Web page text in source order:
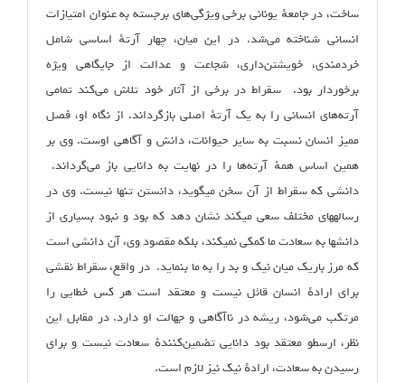
ساخت، در جامعهٔ یونانی برخی ویژگی‌های برجسته به عنوان امتیازات
انسانی شناخته می‌شد. در این میان، چهار آرتهٔ اساسی شامل
خردمندی، خویشتن‌داری، شجاعت و عدالت از جایگاهی ویژه
برخوردار بود. سقراط در برخی از آثار خود تلاش می‌کند تمامی
آرته‌های انسانی را به یک آرتهٔ اصلی بازگرداند. از نگاه او، فصل
ممیز انسان نسبت به سایر حیوانات، دانش و آگاهی اوست. وی بر
همین اساس همهٔ آرته‌ها را در نهایت به دانایی باز می‌گرداند.
دانشی که سقراط از آن سخن می‏گوید، دانستن تنها نیست. وی در
رساله‏های مختلف سعی می‏کند نشان دهد که بود و نبود بسیاری از
دانش‏ها به سعادت ما کمکی نمی‏کند، بلکه مقصود وی، آن دانشی است
که مرز باریک میان نیک و بد را به ما بنماید. در واقع، سقراط نقشی
برای ارادهٔ انسان قائل نیست و معتقد است هر کس خطایی را
مرتکب می‌شود،‌ ریشه در نا‌آگاهی و جهالت او دارد. در مقابل این
نظر، ارسطو معتقد بود دانایی تضمین‌کنندهٔ سعادت نیست و برای
رسیدن به سعادت، ارادهٔ نیک نیز لازم است.